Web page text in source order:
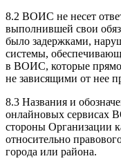
8.2 ВОИС не несет
выполнившей свои
было задержками,
системы,
в ВОИС, которые прямо
не зависящими от нее
8.3 Названия и
онлайновых сервисах
стороны Организации
относительно
города или района.